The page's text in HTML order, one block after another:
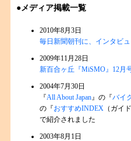
●メディア掲載一覧
2010年8月3日
毎日新聞朝刊に、インタビ
2009年11月28日
新百合ヶ丘『MiSMO』12月
2004年7月30日
『All About Japan』の『バイ
の『おすすめINDEX （ガイ
で紹介されました
2003年8月1日